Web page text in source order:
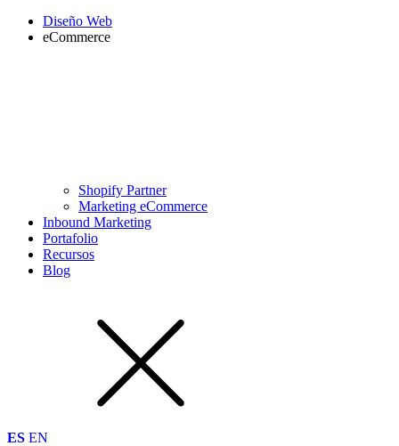
Diseño Web
eCommerce
Shopify Partner
Marketing eCommerce
Inbound Marketing
Portafolio
Recursos
Blog
ES EN